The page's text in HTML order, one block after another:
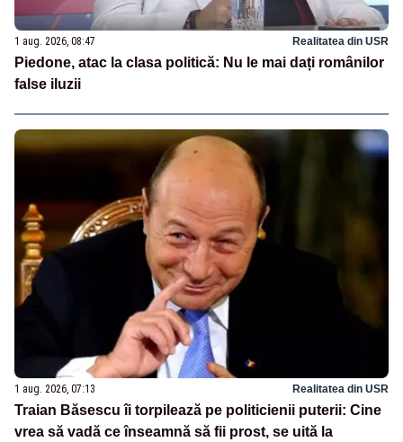
1 aug. 2026, 08:47 Realitatea din USR
Piedone, atac la clasa politică: Nu le mai dați românilor
false iluzii
1 aug. 2026, 07:13 Realitatea din USR
Traian Băsescu îi torpilează pe politicienii puterii: Cine
vrea să vadă ce înseamnă să fii prost, se uită la